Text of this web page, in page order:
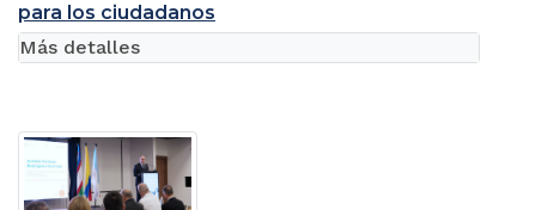
para los ciudadanos
Más detalles